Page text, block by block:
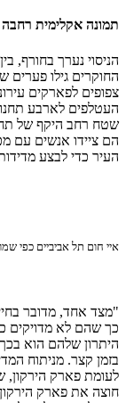
תמונה אקלימית רחבה
הניסוי נערך בחורף,
צפופים לפארקים
העטלפים לארבע
שטח רחב היקף של
הם ציידו אנשים עם
העיר כדי לבצע
איי חום תל אביביים כפי
כך שהם לא מדויקים
היתרון שלהם הוא
בזמן קצר. מניתוח
לעומת פארק הירקון,
חוצה את פארק